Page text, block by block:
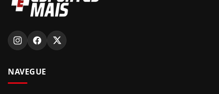
NAVEGUE